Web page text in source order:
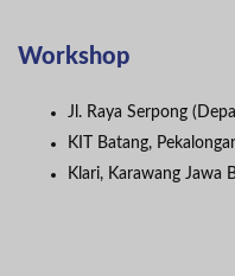
Workshop
Jl. Raya Serpong
KIT Batang,
Klari, Karawang Jawa